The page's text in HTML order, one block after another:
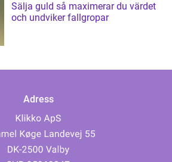
Sälja guld så maximerar du värdet
och undviker fallgropar
Adress